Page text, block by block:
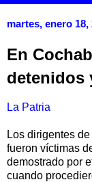
martes, enero 18,
En
detenidos
La Patria
Los dirigentes
fueron víctimas
demostrado por
cuando